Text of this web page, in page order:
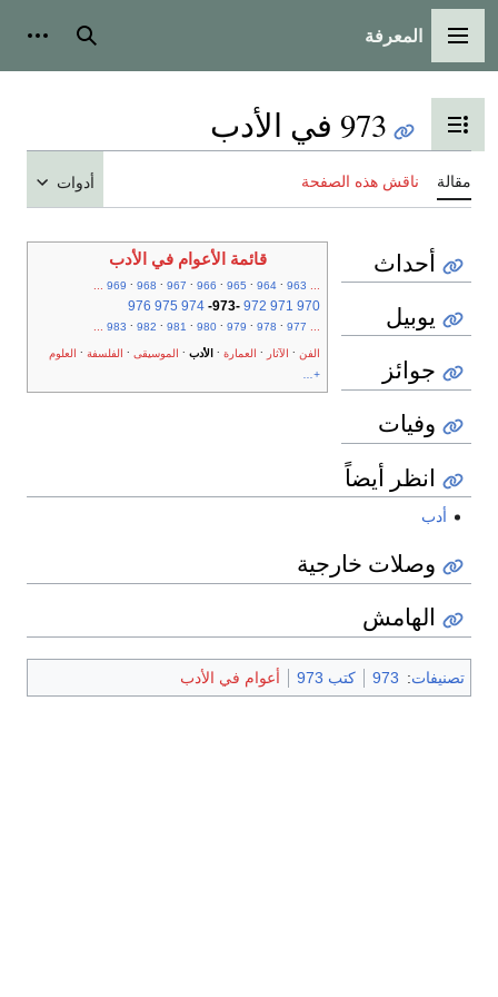
القائمة الرئيسية
المعرفة بحث
تبديل عرض جدول المحتويات
973 في الأدب
مقالة ناقش هذه الصفحة أدوات
قائمة الأعوام في الأدب
...
963
964
965
966
967
968
969
...
970
971
972
-
973
-
974
975
976
...
977
978
979
980
981
982
983
...
الفن الآثار العمارة الأدب الموسيقى الفلسفة
العلوم
+...
أحداث
يوبيل
جوائز
وفيات
انظر أيضاً
أدب
وصلات خارجية
الهامش
تصنيفات:
973 كتب 973 أعوام في الأدب